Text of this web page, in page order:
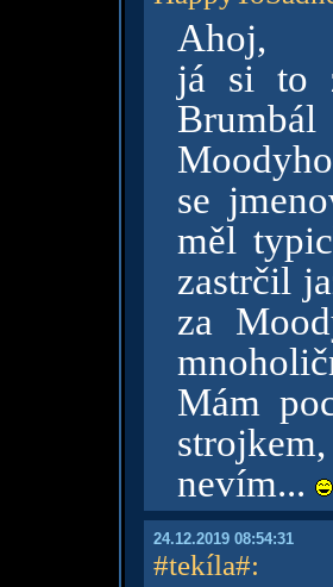
Ahoj,
já si to
se
měl
zastrčil
za
Mám
nevím...
24.12.2019 08:54:31
#tekíla#: